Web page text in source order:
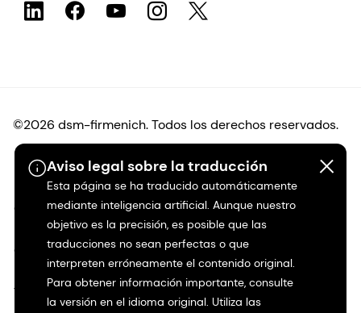
Aviso legal sobre la traducción
Esta página se ha traducido automáticamente
mediante inteligencia artificial. Aunque nuestro
objetivo es la precisión, es posible que las
traducciones no sean perfectas o que
interpreten erróneamente el contenido original.
Para obtener información importante, consulte
la versión en el idioma original. Utiliza las
©2026 dsm-firmenich. Todos los derechos reservados.
Protección de datos
Condiciones de uso
Condiciones generales
Transparencia en California